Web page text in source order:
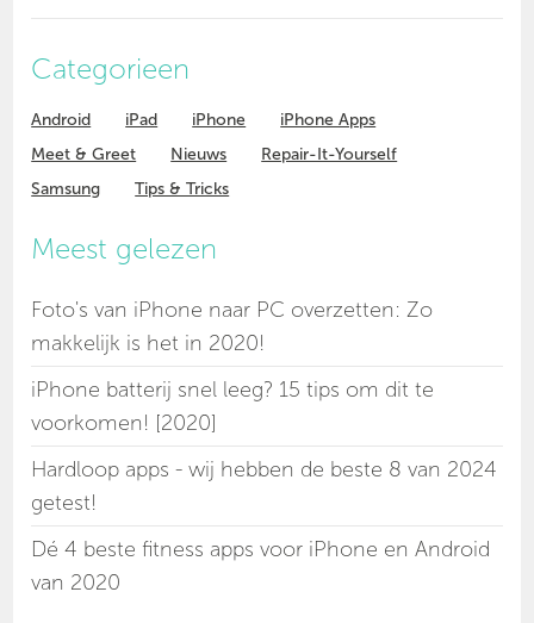
Categorieen
Android iPad iPhone
iPhone Apps
Meet & Greet
Nieuws
Repair-It-Yourself
Samsung
Tips & Tricks
Meest gelezen
Foto's van iPhone naar PC overzetten: Zo
makkelijk is het in 2020!
iPhone batterij snel leeg? 15 tips om dit te
voorkomen! [2020]
Hardloop apps - wij hebben de beste 8 van 2024
getest!
Dé 4 beste fitness apps voor iPhone en Android
van 2020